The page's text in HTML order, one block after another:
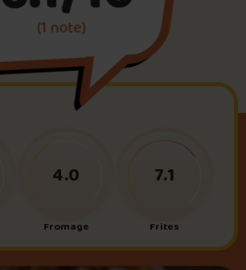
Foire aux questions
Me connecter
(1 note)
Fromage
4.0
Frites
7.1